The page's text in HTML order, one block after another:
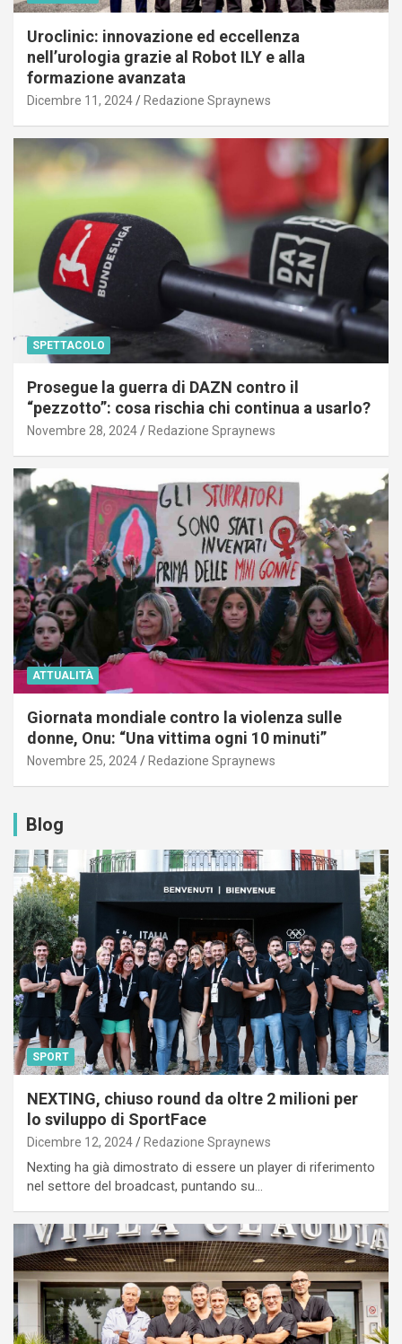
Uroclinic: innovazione ed eccellenza
nell’urologia grazie al Robot ILY e alla
formazione avanzata
Dicembre 11, 2024 Redazione Spraynews
SPETTACOLO
Prosegue la guerra di DAZN contro il
“pezzotto”: cosa rischia chi continua a usarlo?
Novembre 28, 2024 Redazione Spraynews
ATTUALITÀ
Giornata mondiale contro la violenza sulle
donne, Onu: “Una vittima ogni 10 minuti”
Novembre 25, 2024 Redazione Spraynews
Blog
SPORT
NEXTING, chiuso round da oltre 2 milioni per
lo sviluppo di SportFace
Dicembre 12, 2024 Redazione Spraynews
Nexting ha già dimostrato di essere un player di riferimento
nel settore del broadcast, puntando su…